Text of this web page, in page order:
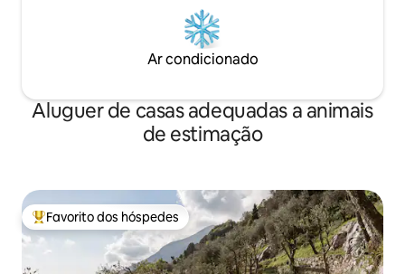
Ar condicionado
Aluguer de casas adequadas a animais
de estimação
Favoritos dos hóspedes mais apreciados
Favorito dos hóspedes